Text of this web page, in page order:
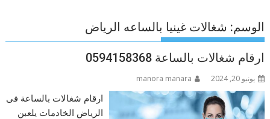
الوسم: شغالات غينيا بالساعه الرياض
ارقام شغالات بالساعة 0594158368
يونيو 20, 2024 manora manara
ارقام شغالات بالساعة فى
الرياض الخادمات يلعبن